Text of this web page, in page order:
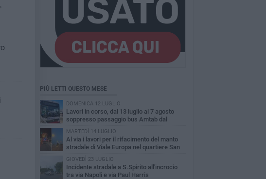
PIÙ LETTI QUESTO MESE
DOMENICA 12 LUGLIO
Lavori in corso, dal 13 luglio al 7 agosto
soppresso passaggio bus Amtab dal
cimitero di S.Spirito
MARTEDÌ 14 LUGLIO
A​l via i lavori per il rifacimento del manto
stradale di Viale Europa nel quartiere San
GIOVEDÌ 23 LUGLIO
Incidente stradale a S.Spirito all'incrocio
tra via Napoli e via Paul Harris